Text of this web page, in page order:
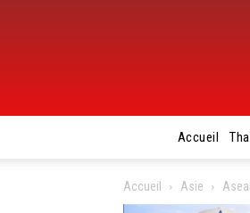
Accueil
Accueil Asie